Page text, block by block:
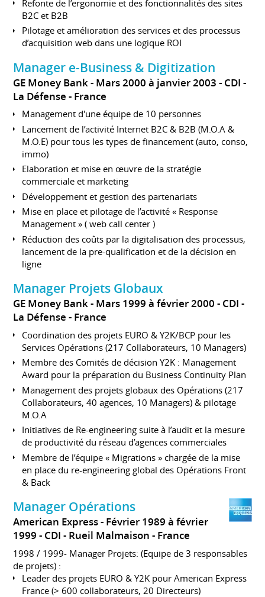
Refonte de l’ergonomie et des fonctionnalités des sites
B2C et B2B
Pilotage et amélioration des services et des processus
d’acquisition web dans une logique ROI
Manager e-Business & Digitization
GE Money Bank Mars 2000 à janvier 2003 CDI
La Défense
France
Management d'une équipe de 10 personnes
Lancement de l’activité Internet B2C & B2B (M.O.A &
M.O.E) pour tous les types de financement (auto, conso,
immo)
Elaboration et mise en œuvre de la stratégie
commerciale et marketing
Développement et gestion des partenariats
Mise en place et pilotage de l’activité « Response
Management » ( web call center )
Réduction des coûts par la digitalisation des processus,
lancement de la pre-qualification et de la décision en
ligne
Manager Projets Globaux
GE Money Bank Mars 1999 à février 2000 CDI
La Défense
France
Coordination des projets EURO & Y2K/BCP pour les
Services Opérations (217 Collaborateurs, 10 Managers)
Membre des Comités de décision Y2K : Management
Award pour la préparation du Business Continuity Plan
Management des projets globaux des Opérations (217
Collaborateurs, 40 agences, 10 Managers) & pilotage
M.O.A
Initiatives de Re-engineering suite à l’audit et la mesure
de productivité du réseau d’agences commerciales
Membre de l’équipe « Migrations » chargée de la mise
en place du re-engineering global des Opérations Front
& Back
Manager Opérations
American Express
Février 1989 à février
1999 CDI Rueil Malmaison France
1998 / 1999- Manager Projets: (Equipe de 3 responsables
de projets) :
Leader des projets EURO & Y2K pour American Express
France (> 600 collaborateurs, 20 Directeurs)